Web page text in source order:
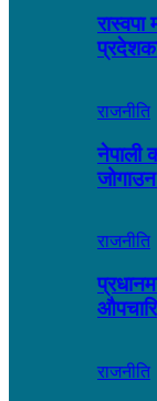
राजनीति
नेपाली
राजनीति
राजनीति